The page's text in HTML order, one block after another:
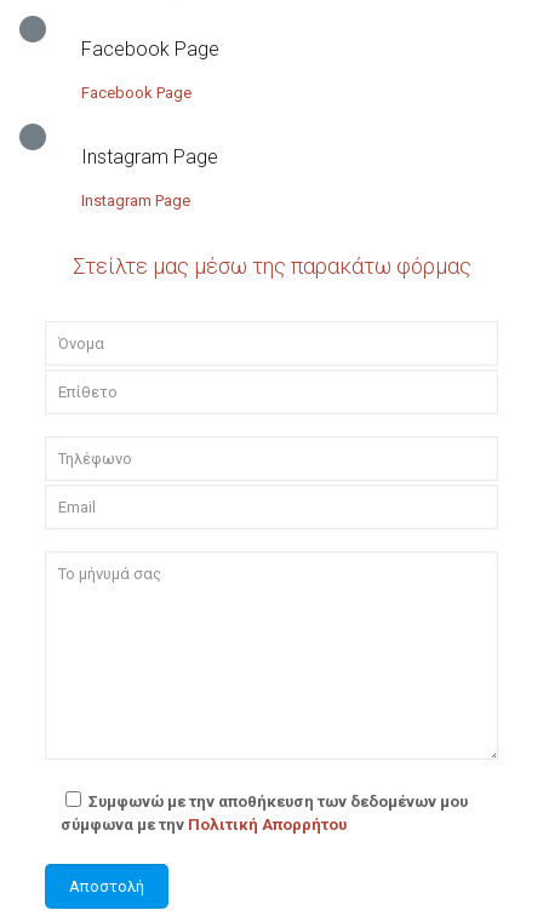
Facebook Page
Facebook Page
Instagram Page
Instagram Page
Στείλτε μας μέσω της παρακάτω φόρμας
Συμφωνώ με την αποθήκευση των δεδομένων μου
σύμφωνα με την Πολιτική Απορρήτου